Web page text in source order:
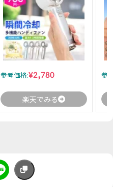
参考価格:¥2,780
楽天でみる
参